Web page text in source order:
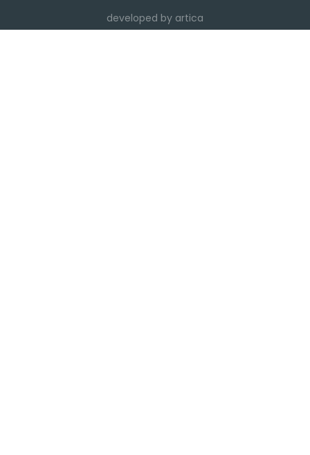
developed by artica